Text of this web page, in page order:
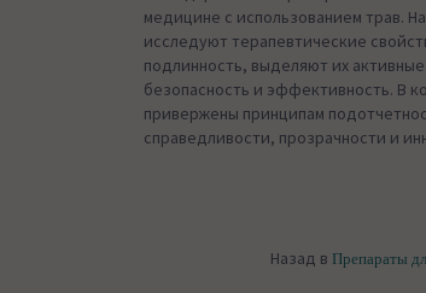
медицине с использованием трав.
исследуют терапевтические
подлинность, выделяют их
безопасность и эффективность. В
привержены принципам
справедливости, прозрачности и
Назад в Препараты